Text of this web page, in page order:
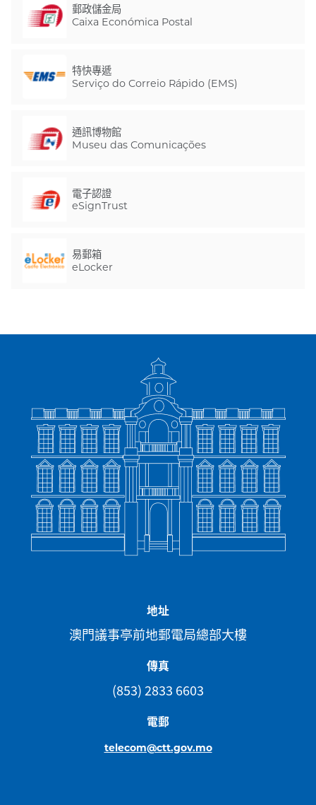
郵政儲金局
Caixa Económica Postal
特快專遞
Serviço do Correio Rápido (EMS)
通訊博物館
Museu das Comunicações
電子認證
eSignTrust
易郵箱
eLocker
地址
澳門議事亭前地郵電局總部大樓
傳真
(853) 2833 6603
電郵
telecom@ctt.gov.mo